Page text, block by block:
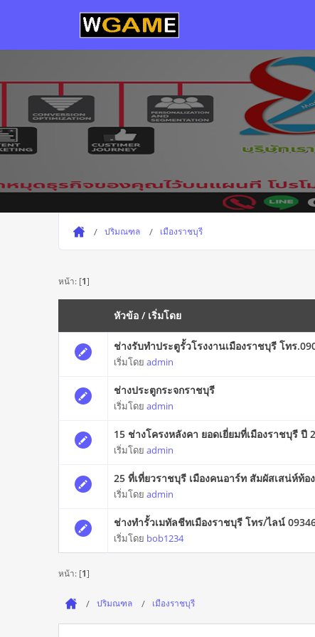
ปริมณฑล เมืองราชบุรี
หน้า: [1]
หัวข้อ / เริ่มโดย
ช่างรับทำประตูรั้วโรงงานเมืองราชบุรี โทร
เริ่มโดยadmin
ช่างประตูกระจกราชบุรี
เริ่มโดยadmin
15 ช่างโครงหลังคา ยอดเยี่ยมที่เมืองราชบุรี ปี
เริ่มโดยadmin
25 ที่เที่ยวราชบุรี เมืองคนอาร์ท สัมผัสเสน่ห์ท้อ
เริ่มโดยadmin
ช่างทำรั้วเมทัลชีทเมืองราชบุรี โทร/ไลน์
เริ่มโดย bob1234
หน้า: [1]
ปริมณฑล เมืองราชบุรี